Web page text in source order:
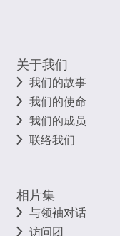
关于我们
我们的故事
我们的使命
我们的成员
联络我们
相片集
与领袖对话
访问团